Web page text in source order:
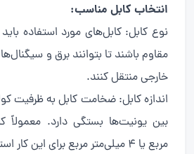
انتخاب کابل مناسب:
نوع کابل: کابل‌های مورد استفاده
مقاوم باشند تا بتوانند برق و
خارجی منتقل کنند.
مربع یا 4 میلی‌متر مربع برای این کار استفاده می‌شوند.